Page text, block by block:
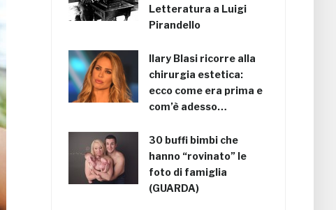
Letteratura a Luigi
Pirandello
Ilary Blasi ricorre alla
chirurgia estetica:
ecco come era prima e
com’è adesso…
30 buffi bimbi che
hanno “rovinato” le
foto di famiglia
(GUARDA)